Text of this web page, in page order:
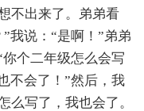
不出来了。弟弟看
我说：“是啊！”弟弟
个二年级怎么会写
不会了！”然后，我
么写了，我也会了。